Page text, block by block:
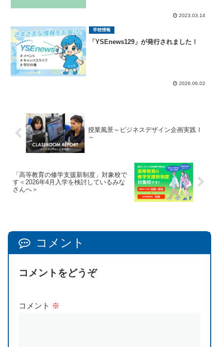
2023.03.14
学校情報
「YSEnews129」が発行されました！
2026.06.02
授業風景～ビジネスデザイン企画実践Ⅰ
～
「高等教育の修学支援新制度」対象校で
す＜2026年4月入学を検討しているみな
さんへ＞
コメント
コメントをどうぞ
コメント ※